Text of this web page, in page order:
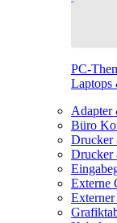
PC-
Laptops
Adapter
Büro
Drucker
Drucker
Externe